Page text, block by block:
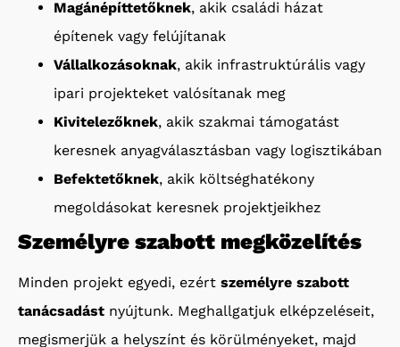
Magánépíttetőknek, akik családi házat
építenek vagy felújítanak
Vállalkozásoknak, akik infrastruktúrális vagy
ipari projekteket valósítanak meg
Kivitelezőknek, akik szakmai támogatást
keresnek anyagválasztásban vagy logisztikában
Befektetőknek, akik költséghatékony
megoldásokat keresnek projektjeikhez
Személyre szabott megközelítés
Minden projekt egyedi, ezért személyre szabott
tanácsadást nyújtunk. Meghallgatjuk elképzeléseit,
megismerjük a helyszínt és körülményeket, majd